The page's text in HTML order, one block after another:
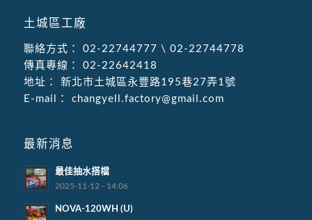
土城區工廠
聯絡方式： 02-22744777 \ 02-22744778
傳真專線：
02-22642418
地址：
新北市土城區永豐路195巷27弄1號
E-mail：
changyell.factory@gmail.com
最新消息
最佳抽水搭檔
2025-11-12 - 14:06
NOVA-120WH (U)